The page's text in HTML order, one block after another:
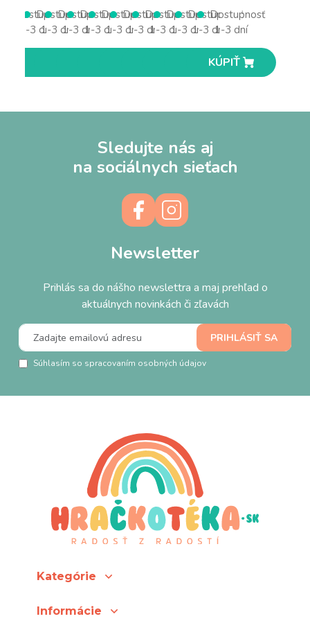
Dostupnosť
1-3 dní
Dostupnosť
1-3 dní
Dostupnosť
1-3 dní
Dostupnosť
1-3 dní
Dostupnosť
1-3 dní
Dostupnosť
1-3 dní
Dostupnosť
1-3 dní
Dostupnosť
1-3 dní
Dostupnosť
1-3 dní
KÚPIŤ
Dostupnosť
1-3 dní
KÚPIŤ
Sledujte nás aj
na sociálnych sieťach
Newsletter
Prihlás sa do nášho newslettra a maj prehľad o
aktuálnych novinkách či zľavách
Súhlasím so spracovaním osobných údajov
Kategórie
Informácie